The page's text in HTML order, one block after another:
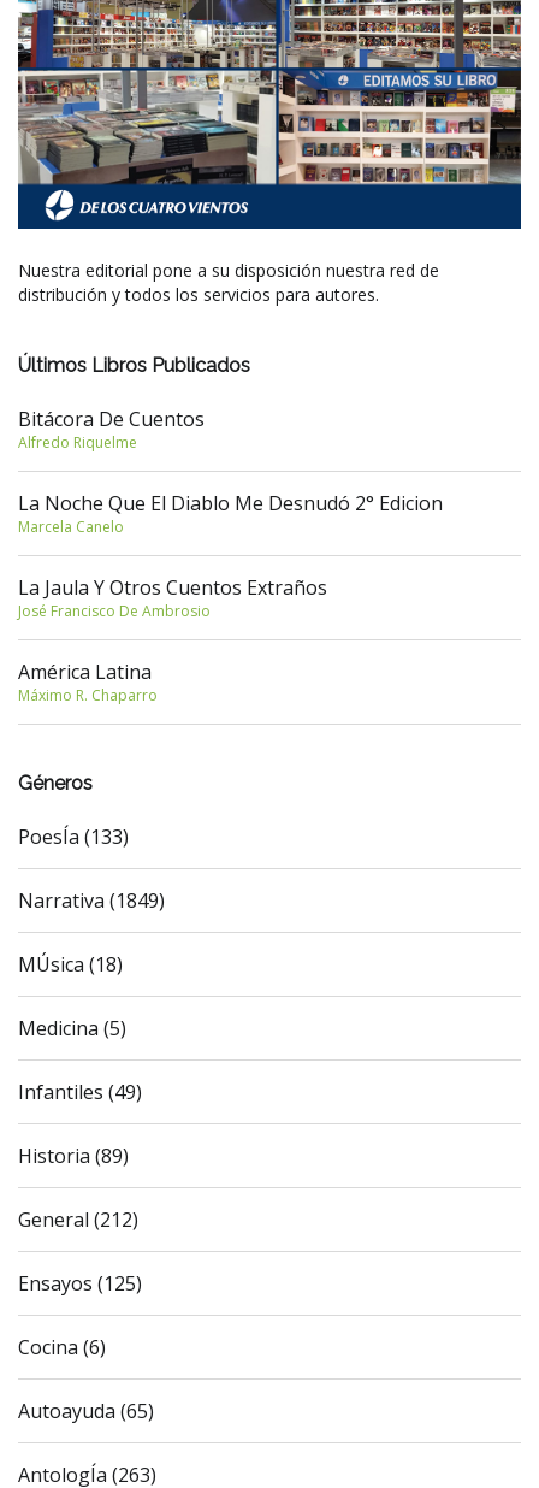
Nuestra editorial pone a su disposición nuestra red de
distribución y todos los servicios para autores.
Últimos Libros Publicados
Bitácora De Cuentos
Alfredo Riquelme
La Noche Que El Diablo Me Desnudó 2° Edicion
Marcela Canelo
La Jaula Y Otros Cuentos Extraños
José Francisco De Ambrosio
América Latina
Máximo R. Chaparro
Géneros
PoesÍa (133)
Narrativa (1849)
MÚsica (18)
Medicina (5)
Infantiles (49)
Historia (89)
General (212)
Ensayos (125)
Cocina (6)
Autoayuda (65)
AntologÍa (263)